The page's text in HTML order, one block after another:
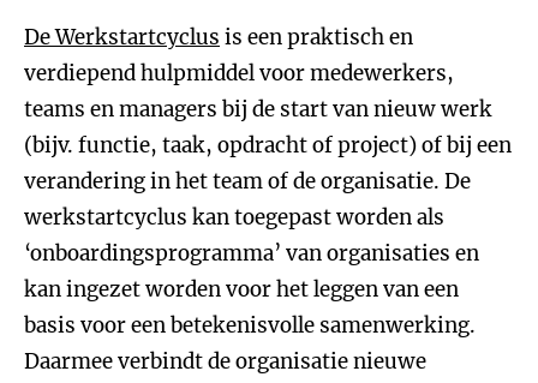
De Werkstartcyclus is een praktisch en
verdiepend hulpmiddel voor medewerkers,
teams en managers bij de start van nieuw werk
(bijv. functie, taak, opdracht of project) of bij een
verandering in het team of de organisatie. De
werkstartcyclus kan toegepast worden als
‘onboardingsprogramma’ van organisaties en
kan ingezet worden voor het leggen van een
basis voor een betekenisvolle samenwerking.
Daarmee verbindt de organisatie nieuwe